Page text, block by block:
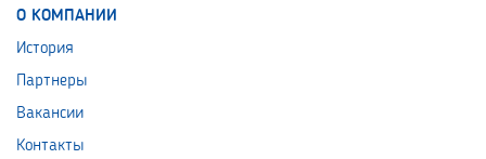
О КОМПАНИИ
История
Партнеры
Вакансии
Контакты